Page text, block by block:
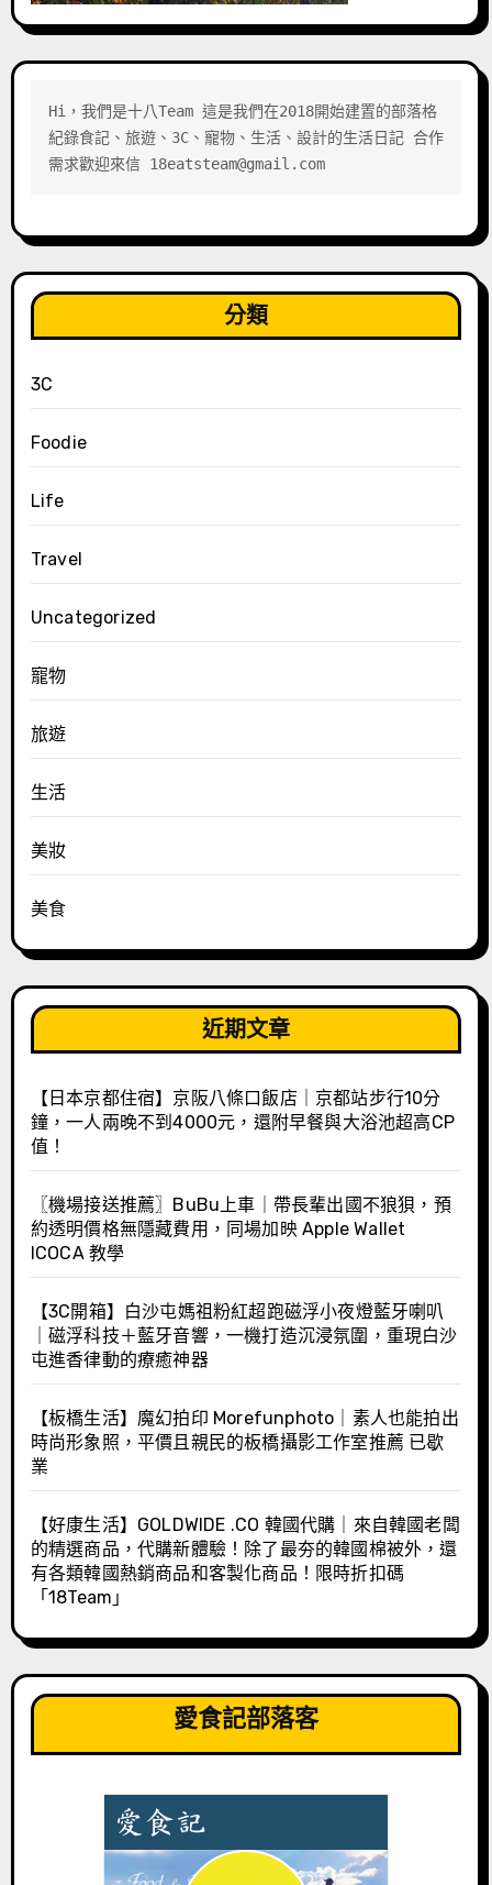
Hi，我們是十八Team 這是我們在2018開始建置的部落格
紀錄食記、旅遊、3C、寵物、生活、設計的生活日記 合作
需求歡迎來信 18eatsteam@gmail.com
分類
3C
Foodie
Life
Travel
Uncategorized
寵物
旅遊
生活
美妝
美食
近期文章
【日本京都住宿】京阪八條口飯店｜京都站步行10分
鐘，一人兩晚不到4000元，還附早餐與大浴池超高CP
值！
〖機場接送推薦〗BuBu上車｜帶長輩出國不狼狽，預
約透明價格無隱藏費用，同場加映 Apple Wallet
ICOCA 教學
【3C開箱】白沙屯媽祖粉紅超跑磁浮小夜燈藍牙喇叭
｜磁浮科技＋藍牙音響，一機打造沉浸氛圍，重現白沙
屯進香律動的療癒神器
【板橋生活】魔幻拍印 Morefunphoto｜素人也能拍出
時尚形象照，平價且親民的板橋攝影工作室推薦 已歇
業
【好康生活】GOLDWIDE .CO 韓國代購｜來自韓國老闆
的精選商品，代購新體驗！除了最夯的韓國棉被外，還
有各類韓國熱銷商品和客製化商品！限時折扣碼
「18Team」
愛食記部落客